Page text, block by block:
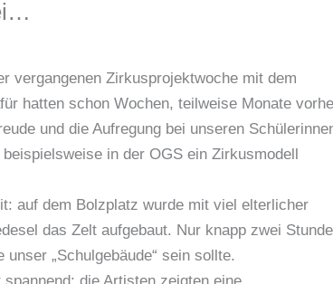
vergangenen Zirkusprojektwoche mit dem
hatten schon Wochen, teilweise Monate
und die Aufregung bei unseren
in der OGS ein Zirkusmodell
auf dem Bolzplatz wurde mit viel elterlicher
das Zelt aufgebaut. Nur knapp zwei
„Schulgebäude“ sein sollte.